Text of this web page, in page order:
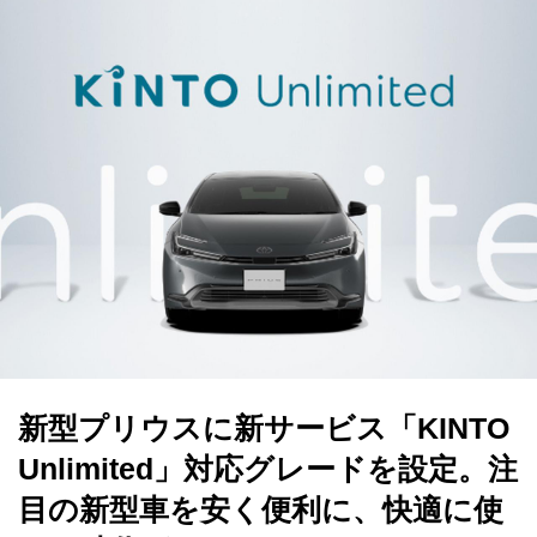
新型プリウスに新サービス「KINTO
Unlimited」対応グレードを設定。注
目の新型車を安く便利に、快適に使